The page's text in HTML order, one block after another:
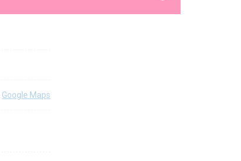
Google Maps